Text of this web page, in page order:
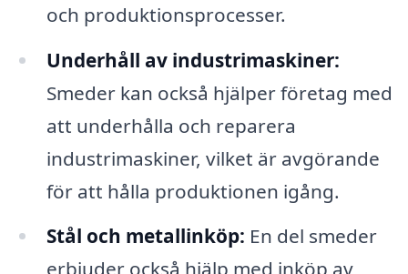
och produktionsprocesser.
Underhåll av industrimaskiner:
Smeder kan också hjälper företag med
att underhålla och reparera
industrimaskiner, vilket är avgörande
för att hålla produktionen igång.
Stål och metallinköp: En del smeder